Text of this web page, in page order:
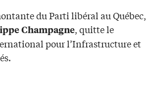
du Parti libéral au Québec,
Champagne, quitte le
pour l’Infrastructure et